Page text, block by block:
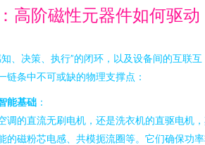
高阶磁性元器件如何驱动
、决策、执行”的闭环，以及设备间的互联互
链条中不可或缺的物理支撑点：
能基础 ：
调的直流无刷电机，还是洗衣机的直驱电机
的磁粉芯电感、共模扼流圈等。它们确保功